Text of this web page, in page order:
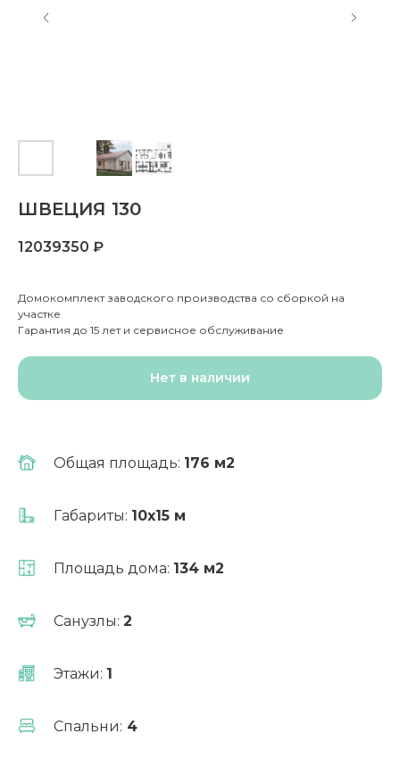
ШВЕЦИЯ 130
12039350 ₽
Домокомплект заводского производства со сборкой на
участке
Гарантия до 15 лет и сервисное обслуживание
Нет в наличии
Общая площадь: 176 м2
Габариты: 10х15 м
Площадь дома: 134 м2
Санузлы: 2
Этажи: 1
Спальни: 4
Рассчитать ипотеку
Ипотека от 6%